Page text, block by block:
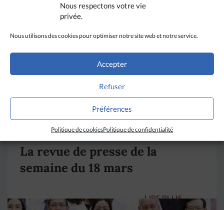
Nous respectons votre vie
privée.
Nous utilisons des cookies pour optimiser notre site web et notre service.
Accepter
Refuser
Préférences
Politique de cookiesPolitique de confidentialité
La revue de presse de la
semaine du 18 mars
LIRE PLUS →